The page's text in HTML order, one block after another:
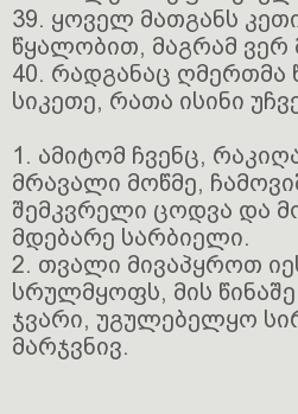
39. ყოველ მათგანს
წყალობით, მაგრამ ვერ
40. რადგანაც ღმერთმა
სიკეთე, რათა ისინი
1. ამიტომ ჩვენც,
მრავალი მოწმე,
შემკვრელი ცოდვა და
მდებარე სარბიელი.
2. თვალი მივაპყროთ
სრულმყოფს, მის
ჯვარი, უგულებელყო
მარჯვნივ.